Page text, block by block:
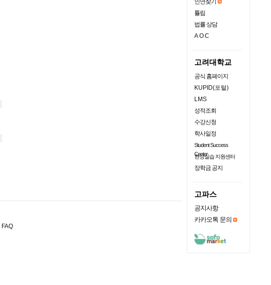
인연찾기
튤립
법률 상담
AOC
고려대학교
공식 홈페이지
KUPID(포털)
LMS
성적조회
수강신청
학사일정
Student Success
Center
현장실습 지원센터
장학금 공지
고파스
공지사항
카카오톡 문의
FAQ